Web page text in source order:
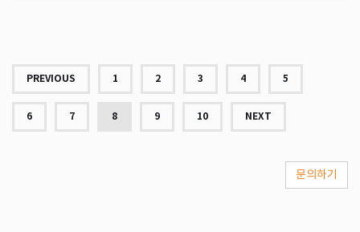
PREVIOUS 1 2 3 4 5
6 7 8 9 10 NEXT
문의하기